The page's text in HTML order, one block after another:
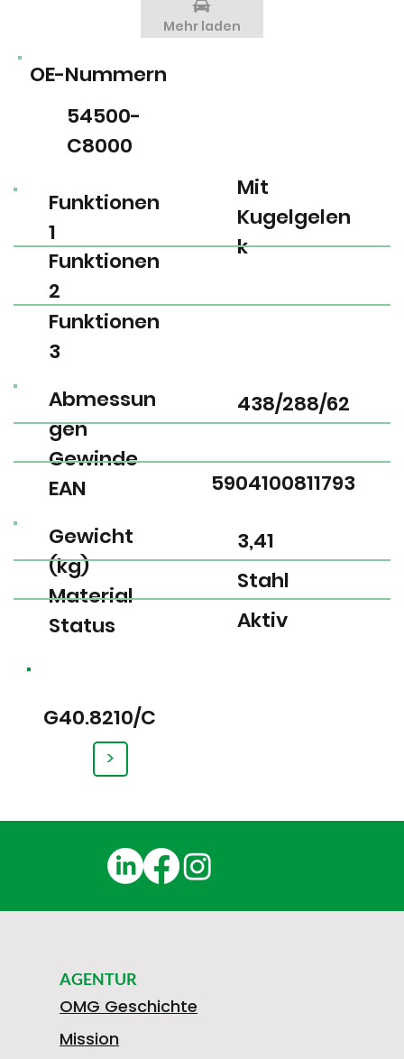
G40.8210/C
>
EAN
Gewinde
Abmessun
gen
5904100811793
438/288/62
Gewicht
(kg)
Material
Status
3,41
Stahl
Aktiv
Funktionen
1
Funktionen
2
Funktionen
3
Mit
Kugelgelen
k
OE-Nummern
54500-
C8000
Mehr laden
AGENTUR
OMG Geschichte
Mission